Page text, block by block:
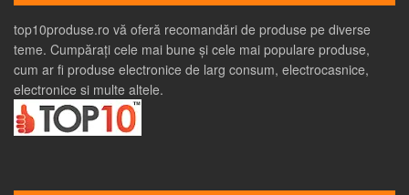
top10produse.ro vă oferă recomandări de produse pe diverse
teme. Cumpărați cele mai bune și cele mai populare produse,
cum ar fi produse electronice de larg consum, electrocasnice,
electronice si multe altele.